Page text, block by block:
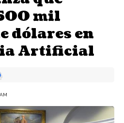
mil
dólares en
Artificial